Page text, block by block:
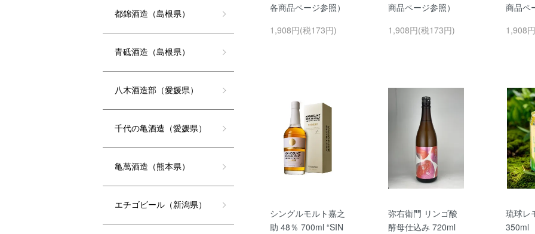
各商品ページ参照）
1,908円(税173円)
商品ページ参照）
1,908円(税173円)
商品ペ
1,908
シングルモルト嘉之
助 48％ 700ml “SIN
弥右衛門 リンゴ酸
酵母仕込み 720ml
琉球
350ml
都錦酒造（島根県）
青砥酒造（島根県）
八木酒造部（愛媛県）
千代の亀酒造（愛媛県）
亀萬酒造（熊本県）
エチゴビール（新潟県）